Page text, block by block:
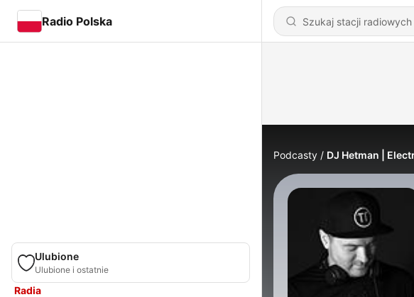
Radio Polska
Ulubione
Ulubione i ostatnie
Radia
Podcasty DJ Hetman |